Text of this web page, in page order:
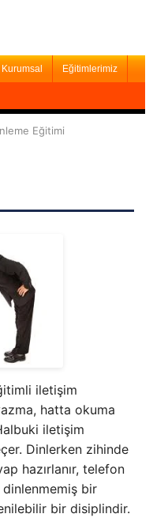
Kurumsal Eğitimlerimiz
Eğitimi
iletişim
hatta okuma
iletişim
Dinlerken zihinde
hazırlanır, telefon
bir
bir disiplindir.